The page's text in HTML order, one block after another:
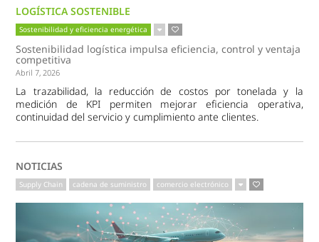
LOGÍSTICA SOSTENIBLE
Sostenibilidad y eficiencia energética
Sostenibilidad logística impulsa eficiencia, control y ventaja
competitiva
Abril 7, 2026
La trazabilidad, la reducción de costos por tonelada y la
medición de KPI permiten mejorar eficiencia operativa,
continuidad del servicio y cumplimiento ante clientes.
NOTICIAS
Supply Chain cadena de suministro comercio electrónico